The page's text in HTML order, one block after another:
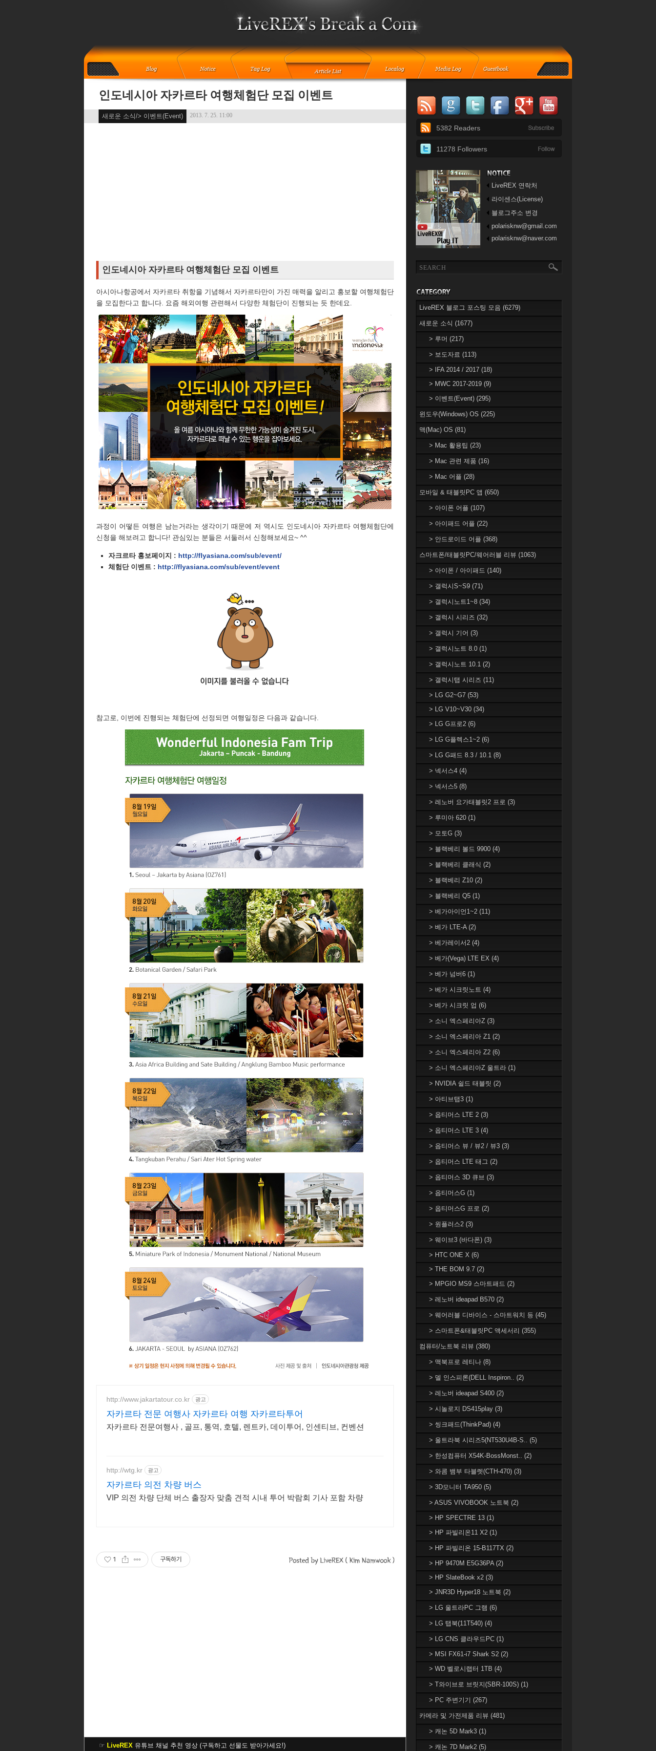
인도네시아 자카르타 여행체험단 모집 이벤트
새로운 소식/> 이벤트(Event) 2013. 7. 25. 11:00
인도네시아 자카르타 여행체험단 모집 이벤트
아시아나항공에서 자카르타 취항을 기념해서 자카르타만이 가진 매력을 알리고 홍보할 여행체험단
을 모집한다고 합니다. 요즘 해외여행 관련해서 다양한 체험단이 진행되는 듯 한데요.
과정이 어떻든 여행은 남는거라는 생각이기 때문에 저 역시도 인도네시아 자카르타 여행체험단에
신청을 해보려고 합니다! 관심있는 분들은 서둘러서 신청해보세요~ ^^
자크르타 홍보페이지 : http://flyasiana.com/sub/event/
체험단 이벤트 : http://flyasiana.com/sub/event/event
참고로, 이번에 진행되는 체험단에 선정되면 여행일정은 다음과 같습니다.
http://www.jakartatour.co.kr 광고
자카르타 전문 여행사 자카르타 여행 자카르타투어
자카르타 전문여행사 , 골프, 통역, 호텔, 렌트카, 데이투어, 인센티브, 컨벤션
http://wtg.kr 광고
자카르타 의전 차량 버스
VIP 의전 차량 단체 버스 출장자 맞춤 견적 시내 투어 박람회 기사 포함 차량
1 구독하기
☞ LiveREX 유튜브 채널 추천 영상 (구독하고 선물도 받아가세요!)
5382 Readers
11278 Followers
LiveREX 연락처
라이센스(License)
블로그주소 변경
polarisknw@gmail.com
polarisknw@naver.com
LiveREX 블로그 포스팅 모음 (6279)
새로운 소식 (1677)
> 루머 (217)
> 보도자료 (113)
> IFA 2014 / 2017 (18)
> MWC 2017-2019 (9)
> 이벤트(Event) (295)
윈도우(Windows) OS (225)
맥(Mac) OS (81)
> Mac 활용팁 (23)
> Mac 관련 제품 (16)
> Mac 어플 (28)
모바일 & 태블릿PC 앱 (650)
> 아이폰 어플 (107)
> 아이패드 어플 (22)
> 안드로이드 어플 (368)
스마트폰/태블릿PC/웨어러블 리뷰 (1063)
> 아이폰 / 아이패드 (140)
> 갤럭시S~S9 (71)
> 갤럭시노트1~8 (34)
> 갤럭시 시리즈 (32)
> 갤럭시 기어 (3)
> 갤럭시노트 8.0 (1)
> 갤럭시노트 10.1 (2)
> 갤럭시탭 시리즈 (11)
> LG G2~G7 (53)
> LG V10~V30 (34)
> LG G프로2 (6)
> LG G플렉스1~2 (6)
> LG G패드 8.3 / 10.1 (8)
> 넥서스4 (4)
> 넥서스5 (8)
> 레노버 요가태블릿2 프로 (3)
> 루미아 620 (1)
> 모토G (3)
> 블랙베리 볼드 9900 (4)
> 블랙베리 클래식 (2)
> 블랙베리 Z10 (2)
> 블랙베리 Q5 (1)
> 베가아이언1~2 (11)
> 베가 LTE-A (2)
> 베가레이서2 (4)
> 베가(Vega) LTE EX (4)
> 베가 넘버6 (1)
> 베가 시크릿노트 (4)
> 베가 시크릿 업 (6)
> 소니 엑스페리아Z (3)
> 소니 엑스페리아 Z1 (2)
> 소니 엑스페리아 Z2 (6)
> 소니 엑스페리아Z 울트라 (1)
> NVIDIA 쉴드 태블릿 (2)
> 아티브탭3 (1)
> 옵티머스 LTE 2 (3)
> 옵티머스 LTE 3 (4)
> 옵티머스 뷰 / 뷰2 / 뷰3 (3)
> 옵티머스 LTE 태그 (2)
> 옵티머스 3D 큐브 (3)
> 옵티머스G (1)
> 옵티머스G 프로 (2)
> 원플러스2 (3)
> 웨이브3 (바다폰) (3)
> HTC ONE X (6)
> THE BOM 9.7 (2)
> MPGIO MS9 스마트패드 (2)
> 레노버 ideapad B570 (2)
> 웨어러블 디바이스 - 스마트워치 등 (45)
> 스마트폰&태블릿PC 액세서리 (355)
컴퓨터/노트북 리뷰 (380)
> 맥북프로 레티나 (8)
> 델 인스피론(DELL Inspiron.. (2)
> 레노버 ideapad S400 (2)
> 시놀로지 DS415play (3)
> 씽크패드(ThinkPad) (4)
> 울트라북 시리즈5(NT530U4B-S.. (5)
> 한성컴퓨터 X54K-BossMonst.. (2)
> 와콤 뱀부 타블렛(CTH-470) (3)
> 3D모니터 TA950 (5)
> ASUS VIVOBOOK 노트북 (2)
> HP SPECTRE 13 (1)
> HP 파빌리온11 X2 (1)
> HP 파빌리온 15-B117TX (2)
> HP 9470M E5G36PA (2)
> HP SlateBook x2 (3)
> JNR3D Hyper18 노트북 (2)
> LG 울트라PC 그램 (6)
> LG 탭북(11T540) (4)
> LG CNS 클라우드PC (1)
> MSI FX61-i7 Shark S2 (2)
> WD 벨로시랩터 1TB (4)
> T와이브로 브릿지(SBR-100S) (1)
> PC 주변기기 (267)
카메라 및 가전제품 리뷰 (481)
> 캐논 5D Mark3 (1)
> 캐논 7D Mark2 (5)